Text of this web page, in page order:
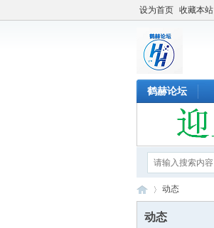
设为首页 收藏本站
鹤赫论坛
动态
动态